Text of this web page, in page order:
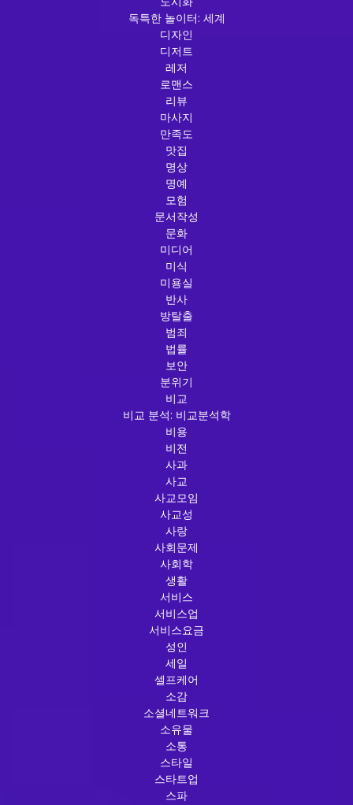
독특한 놀이터: 세계
디자인
디저트
레저
로맨스
리뷰
마사지
만족도
맛집
명상
명예
모험
문서작성
문화
미디어
미식
미용실
반사
방탈출
범죄
법률
보안
분위기
비교
비교 분석: 비교분석학
비용
비전
사과
사교
사교모임
사교성
사랑
사회문제
사회학
생활
서비스
서비스업
서비스요금
성인
세일
셀프케어
소감
소셜네트워크
소유물
소통
스타일
스타트업
스파